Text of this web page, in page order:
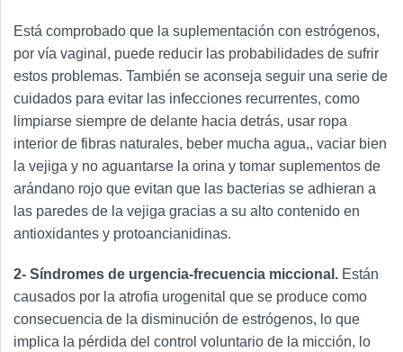
Está comprobado que la suplementación con estrógenos,
por vía vaginal, puede reducir las probabilidades de sufrir
estos problemas. También se aconseja seguir una serie de
cuidados para evitar las infecciones recurrentes, como
limpiarse siempre de delante hacia detrás, usar ropa
interior de fibras naturales, beber mucha agua,, vaciar bien
la vejiga y no aguantarse la orina y tomar suplementos de
arándano rojo que evitan que las bacterias se adhieran a
las paredes de la vejiga gracias a su alto contenido en
antioxidantes y protoancianidinas.
2- Síndromes de urgencia-frecuencia miccional. Están
causados por la atrofia urogenital que se produce como
consecuencia de la disminución de estrógenos, lo que
implica la pérdida del control voluntario de la micción, lo